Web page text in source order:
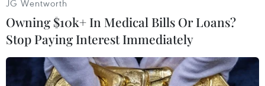
JG Wentworth
Owning $10k+ In Medical Bills Or Loans?
Stop Paying Interest Immediately